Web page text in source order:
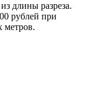
длины разреза.
рублей при
метров.